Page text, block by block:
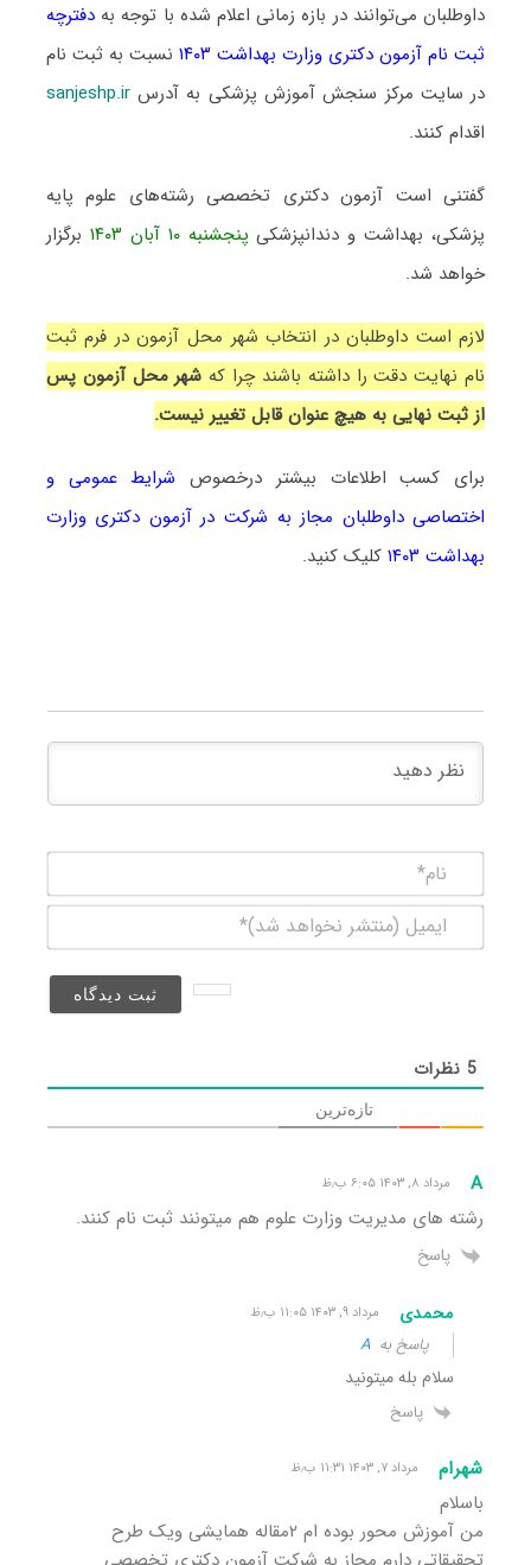
داوطلبان می‌توانند در بازه زمانی اعلام شده با توجه بهدفترچه
ثبت‌ نام آزمون دکتری وزارت بهداشت ۱۴۰۳
نسبت به ثبت نام
در سایت مرکز سنجش آموزش پزشکی به آدرسsanjeshp.ir
اقدام کنند.
گفتنی است آزمون دکتری تخصصی رشته‌های علوم پایه
پزشکی، بهداشت و دندانپزشکی پنجشنبه ۱۰ آبان ۱۴۰۳
برگزار
خواهد شد.
لازم است داوطلبان در انتخاب شهر محل آزمون در فرم ثبت
نام نهایت دقت را داشته باشند چرا که شهر محل آزمون پس
از ثبت نهایی به هیچ عنوان قابل تغییر نیست.
برای کسب اطلاعات بیشتر درخصوص شرایط عمومی و
اختصاصی داوطلبان مجاز به شرکت در آزمون دکتری وزارت
بهداشت ۱۴۰۳
کلیک کنید.
(منتشر
5 نظرات
تازه‌ترین
A مرداد ۸, ۱۴۰۳ ۶:۰۵ ب٫ظ
رشته های مدیریت وزارت علوم هم میتونند ثبت نام کنند.
پاسخ
محمدی مرداد ۹, ۱۴۰۳ ۱۱:۰۵ ب٫ظ
پاسخ بهA
سلام بله میتونید
پاسخ
شهرام مرداد ۷, ۱۴۰۳ ۱۱:۳۱ ب٫ظ
باسلام
من آموزش محور بوده ام ۲مقاله همایشی ویک طرح